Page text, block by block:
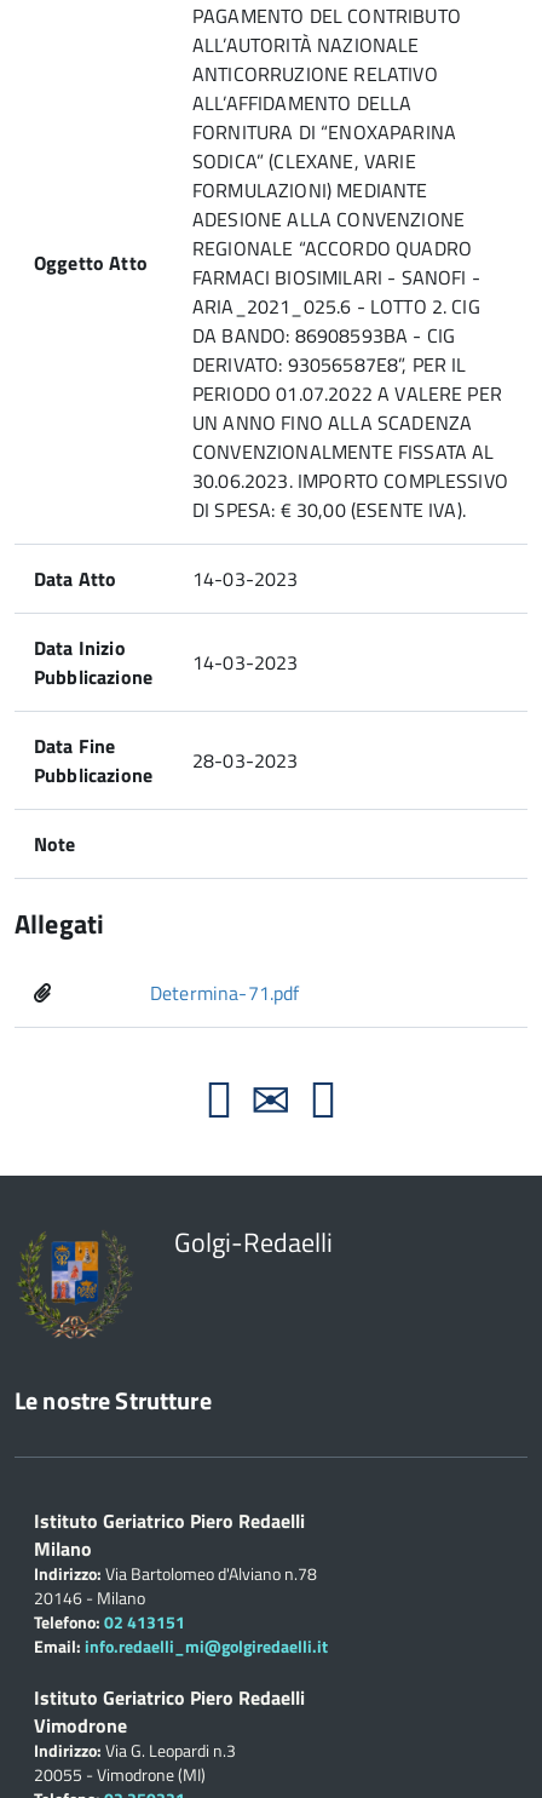
Oggetto Atto
PAGAMENTO DEL CONTRIBUTO
ALL’AUTORITÀ NAZIONALE
ANTICORRUZIONE RELATIVO
ALL’AFFIDAMENTO DELLA
FORNITURA DI “ENOXAPARINA
SODICA” (CLEXANE, VARIE
FORMULAZIONI) MEDIANTE
ADESIONE ALLA CONVENZIONE
REGIONALE “ACCORDO QUADRO
FARMACI BIOSIMILARI - SANOFI -
ARIA_2021_025.6 - LOTTO 2. CIG
DA BANDO: 86908593BA - CIG
DERIVATO: 93056587E8”, PER IL
PERIODO 01.07.2022 A VALERE PER
UN ANNO FINO ALLA SCADENZA
CONVENZIONALMENTE FISSATA AL
30.06.2023. IMPORTO COMPLESSIVO
DI SPESA: € 30,00 (ESENTE IVA).
Data Atto 14-03-2023
Data Inizio
Pubblicazione
14-03-2023
Data Fine
Pubblicazione
28-03-2023
Note
Allegati
Determina-71.pdf
Golgi-Redaelli
Le nostre Strutture
Istituto Geriatrico Piero Redaelli
Milano
Indirizzo:Via Bartolomeo d'Alviano n.78
20146 - Milano
Telefono:02 413151
Email: info.redaelli_mi@golgiredaelli.it
Istituto Geriatrico Piero Redaelli
Vimodrone
Indirizzo:Via G. Leopardi n.3
20055 - Vimodrone (MI)